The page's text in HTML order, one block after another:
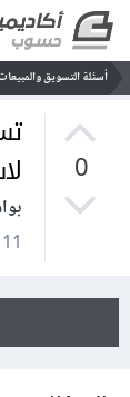
أسئلة التسويق والمبيعات
0
11 مارس 2017